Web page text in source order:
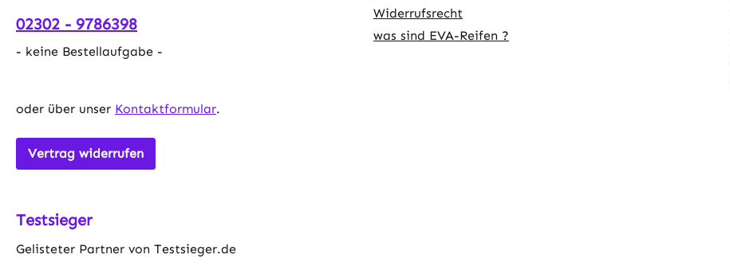
02302 - 9786398
- keine Bestellaufgabe -
oder über unser Kontaktformular.
Vertrag widerrufen
Widerrufsrecht
was sind EVA-Reifen ?
Testsieger
Gelisteter Partner von Testsieger.de